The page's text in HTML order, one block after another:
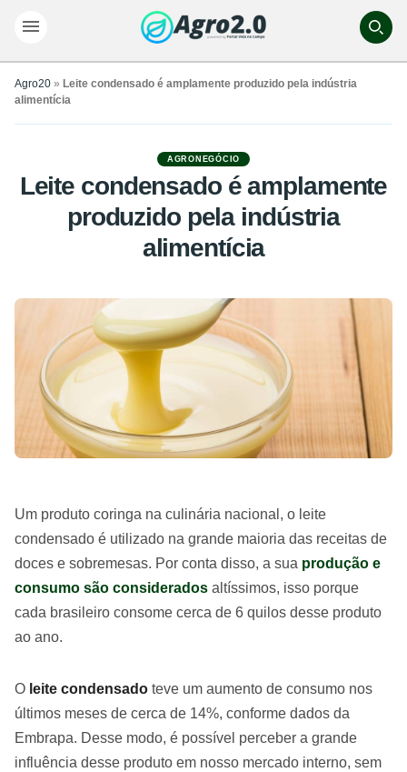
Agro20 » Leite condensado é amplamente produzido pela indústria
alimentícia
AGRONEGÓCIO
Leite condensado é amplamente
produzido pela indústria
alimentícia
Um produto coringa na culinária nacional, o leite
condensado é utilizado na grande maioria das receitas de
doces e sobremesas. Por conta disso, a sua produção e
consumo são considerados altíssimos, isso porque
cada brasileiro consome cerca de 6 quilos desse produto
ao ano.
O leite condensado teve um aumento de consumo nos
últimos meses de cerca de 14%, conforme dados da
Embrapa. Desse modo, é possível perceber a grande
influência desse produto em nosso mercado interno, sem